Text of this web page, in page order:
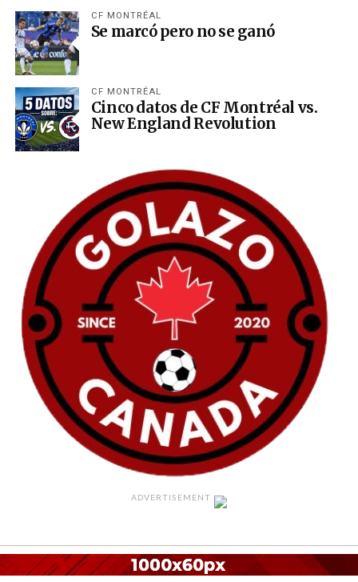
CF MONTRÉAL
Se marcó pero no se ganó
CF MONTRÉAL
Cinco datos de CF Montréal vs.
New England Revolution
ADVERTISEMENT